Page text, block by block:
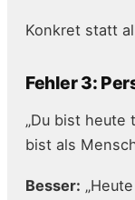
Konkret statt
Fehler 3:
„Du bist heute
bist als
Besser: